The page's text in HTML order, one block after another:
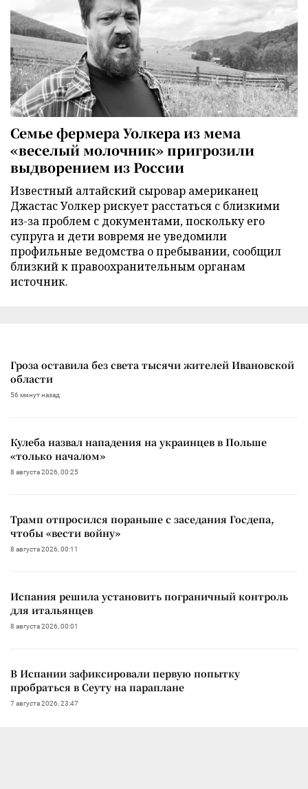
Семье фермера Уолкера из мема
«веселый молочник» пригрозили
выдворением из России
Известный алтайский сыровар американец
Джастас Уолкер рискует расстаться с близкими
из-за проблем с документами, поскольку его
супруга и дети вовремя не уведомили
профильные ведомства о пребывании, сообщил
близкий к правоохранительным органам
источник.
Гроза оставила без света тысячи жителей Ивановской
области
56 минут назад
Кулеба назвал нападения на украинцев в Польше
«только началом»
8 августа 2026, 00:25
Трамп отпросился пораньше с заседания Госдепа,
чтобы «вести войну»
8 августа 2026, 00:11
Испания решила установить пограничный контроль
для итальянцев
8 августа 2026, 00:01
В Испании зафиксировали первую попытку
пробраться в Сеуту на параплане
7 августа 2026, 23:47